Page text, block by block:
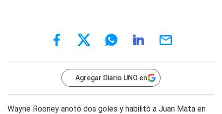
Agregar Diario UNO en
Wayne Rooney anotó dos goles y habilitó a Juan Mata en